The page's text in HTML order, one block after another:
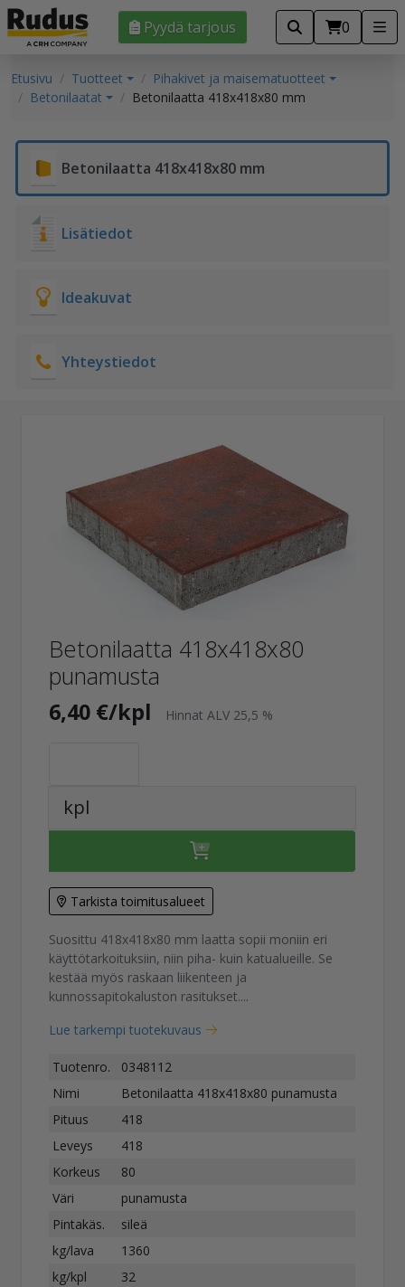
Pyydä tarjous 0
Etusivu Tuotteet
Pihakivet ja maisematuotteet
Betonilaatat
Betonilaatta 418x418x80 mm
Betonilaatta 418x418x80 mm
Lisätiedot
Ideakuvat
Yhteystiedot
Betonilaatta 418x418x80
punamusta
6,40 €/kpl Hinnat ALV 25,5 %
kpl
Tarkista toimitusalueet
Suosittu 418x418x80 mm laatta sopii moniin eri
käyttötarkoituksiin, niin piha- kuin katualueille. Se
kestää myös raskaan liikenteen ja
kunnossapitokaluston rasitukset....
Lue tarkempi tuotekuvaus
Tuotenro.
0348112
Nimi
Betonilaatta 418x418x80 punamusta
Pituus
418
Leveys
418
Korkeus
80
Väri
punamusta
Pintakäs.
sileä
kg/lava
1360
kg/kpl
32